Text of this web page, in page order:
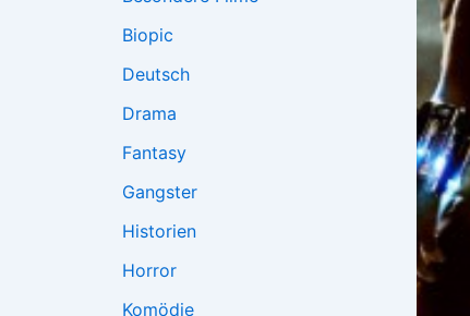
Biopic
Deutsch
Drama
Fantasy
Gangster
Historien
Horror
Komödie